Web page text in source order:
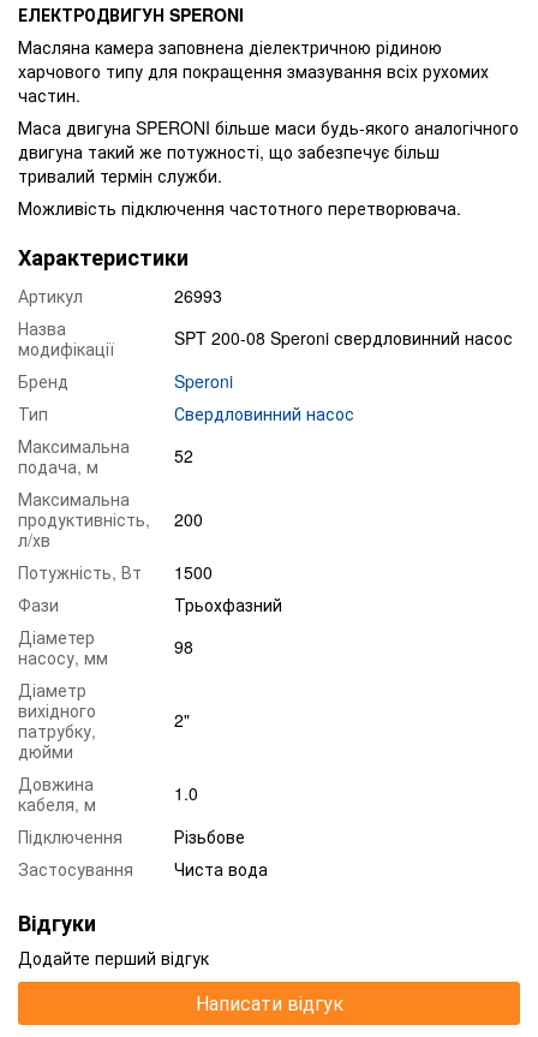
ЕЛЕКТРОДВИГУН SPERONI
Масляна камера заповнена діелектричною рідиною
харчового типу для покращення змазування всіх рухомих
частин.
Маса двигуна SPERONI більше маси будь-якого аналогічного
двигуна такий же потужності, що забезпечує більш
тривалий термін служби.
Можливість підключення частотного перетворювача.
Характеристики
Артикул
26993
Назва
модифікації
SPT 200-08 Speroni свердловинний насос
Бренд
Speroni
Тип
Свердловинний насос
Максимальна
подача, м
52
Максимальна
продуктивність,
л/хв
200
Потужність, Вт
1500
Фази
Трьохфазний
Діаметер
насосу, мм
98
Діаметр
вихідного
патрубку,
дюйми
2"
Довжина
кабеля, м
1.0
Підключення
Різьбове
Застосування
Чиста вода
Відгуки
Додайте перший відгук
Написати відгук